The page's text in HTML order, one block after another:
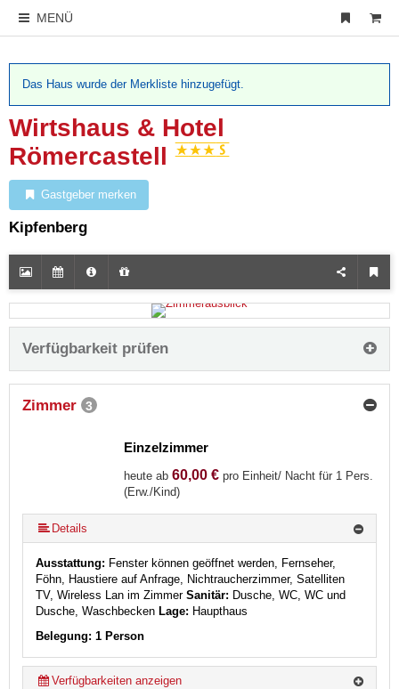
MENÜ
Das Haus wurde der Merkliste hinzugefügt.
Wirtshaus & Hotel
Römercastell
Gastgeber merken
Kipfenberg
Verfügbarkeit prüfen
Zimmer 3
Einzelzimmer
heute ab 60,00 € pro Einheit/ Nacht für 1 Pers.
(Erw./Kind)
Details
Ausstattung: Fenster können geöffnet werden, Fernseher,
Föhn, Haustiere auf Anfrage, Nichtraucherzimmer, Satelliten
TV, Wireless Lan im ZimmerSanitär: Dusche, WC, WC und
Dusche, Waschbecken Lage: Haupthaus
Belegung: 1 Person
Verfügbarkeiten anzeigen